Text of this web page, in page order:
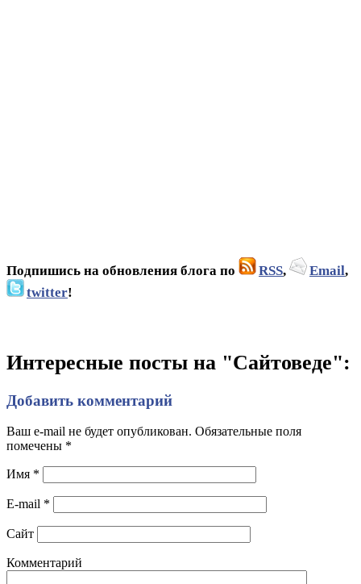
Подпишись на обновления блога по RSS, Email,
twitter!
Интересные посты на "Сайтоведе":
Добавить комментарий
Ваш e-mail не будет опубликован. Обязательные поля
помечены *
Имя *
E-mail *
Сайт
Комментарий